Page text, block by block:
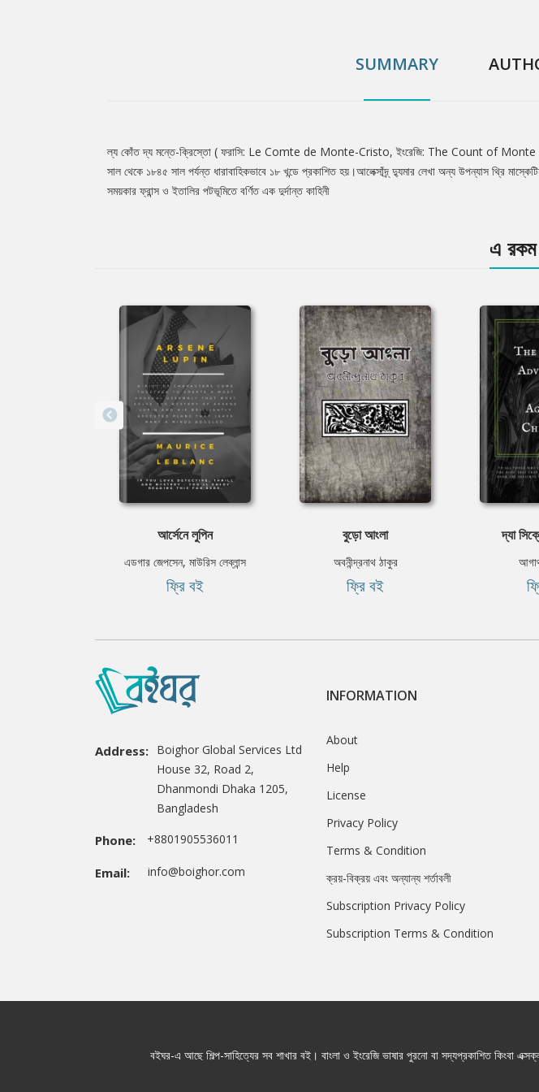
SUMMARY
Tab
ল্য কোঁত দ্য মন্তে-ক্রিস্তো ( ফরাসি: Le Comte de Monte-Cristo, ইংরেজি: The Count of Monte Cristo)
সাল থেকে ১৮৪৫ সাল পর্যন্ত ধারাবাহিকভাবে ১৮ খন্ডে প্রকাশিত হয়।আলেক্সাঁদ্র্ দ্যুমার লেখা অন্য উপন্যাস থ্রি
সময়কার ফ্রান্স ও ইতালির পটভূমিতে বর্ণিত এক দুর্দান্ত কাহিনী
এ
আর্সেনে লুপিন
এডগার জেপসেন, মাউরিস লেব্লান্স
ফ্রি বই
বুড়ো আংলা
অবনীন্দ্রনাথ ঠাকুর
ফ্রি বই
দ্যা
Address: Boighor Global Services Ltd
House 32, Road 2,
Dhanmondi Dhaka 1205,
Bangladesh
Phone: +8801905536011
Email: info@boighor.com
INFORMATION
About
Help
License
Privacy Policy
Terms & Condition
ক্রয়-বিক্রয় এবং অন্যান্য শর্তাবলী
Subscription Privacy Policy
Subscription Terms & Condition
বইঘর-এ আছে শিল্প-সাহিত্যের সব শাখার বই। বাংলা ও ইংরেজি ভাষার পুরনো বা সদ্যপ্রকাশিত